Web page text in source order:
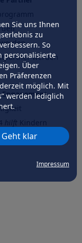
Sie uns Ihnen
zu
So
personalisierte
Über
Präferenzen
möglich. Mit
werden lediglich
Geht klar
Impressum
werden
Engagement
hilftder Natur